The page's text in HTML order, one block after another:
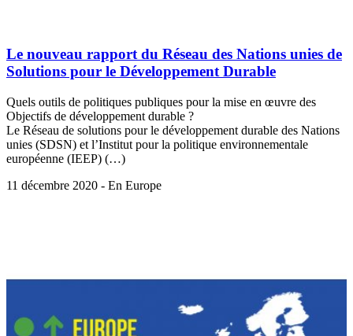
Le nouveau rapport du Réseau des Nations unies de
Solutions pour le Développement Durable
Quels outils de politiques publiques pour la mise en œuvre des
Objectifs de développement durable ?
Le Réseau de solutions pour le développement durable des Nations
unies (SDSN) et l’Institut pour la politique environnementale
européenne (IEEP) (…)
11 décembre 2020 - En Europe